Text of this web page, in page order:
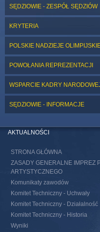
SĘDZIOWIE - ZESPÓŁ SĘDZIÓW
KRYTERIA
POLSKIE NADZIEJE
POWOŁANIA REPREZENTACJI
WSPARCIE KADRY
SĘDZIOWIE - INFORMACJE
AKTUALNOŚCI
STRONA GŁÓWNA
ZASADY GENERALNE IMPREZ
ARTYSTYCZNEGO
Komunikaty zawodów
Komitet Techniczny - Uchwały
Komitet Techniczny - Działalność
Komitet Techniczny - Historia
Wyniki